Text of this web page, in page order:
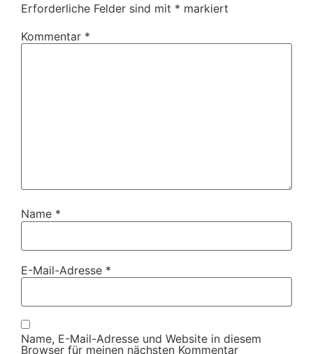
Erforderliche Felder sind mit * markiert
Kommentar *
Name *
E-Mail-Adresse *
Name, E-Mail-Adresse und Website in diesem
Browser für meinen nächsten Kommentar